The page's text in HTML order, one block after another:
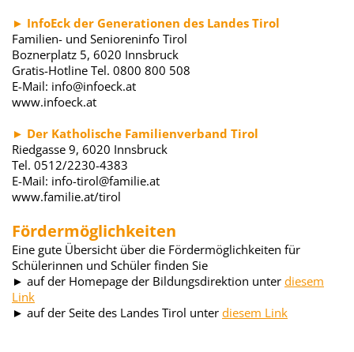
► InfoEck der Generationen des Landes Tirol
Familien- und Senioreninfo Tirol
Boznerplatz 5, 6020 Innsbruck
Gratis-Hotline Tel. 0800 800 508
E-Mail: info@infoeck.at
www.infoeck.at
► Der Katholische Familienverband Tirol
Riedgasse 9, 6020 Innsbruck
Tel. 0512/2230-4383
E-Mail: info-tirol@familie.at
www.familie.at/tirol
Fördermöglichkeiten
Eine gute Übersicht über die Fördermöglichkeiten für
Schülerinnen und Schüler finden Sie
► auf der Homepage der Bildungsdirektion unter diesem
Link
► auf der Seite des Landes Tirol unter diesem Link